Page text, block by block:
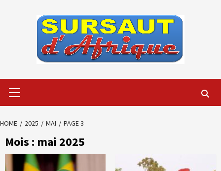
Menu
HOME 2025 MAI PAGE 3
Mois : mai 2025